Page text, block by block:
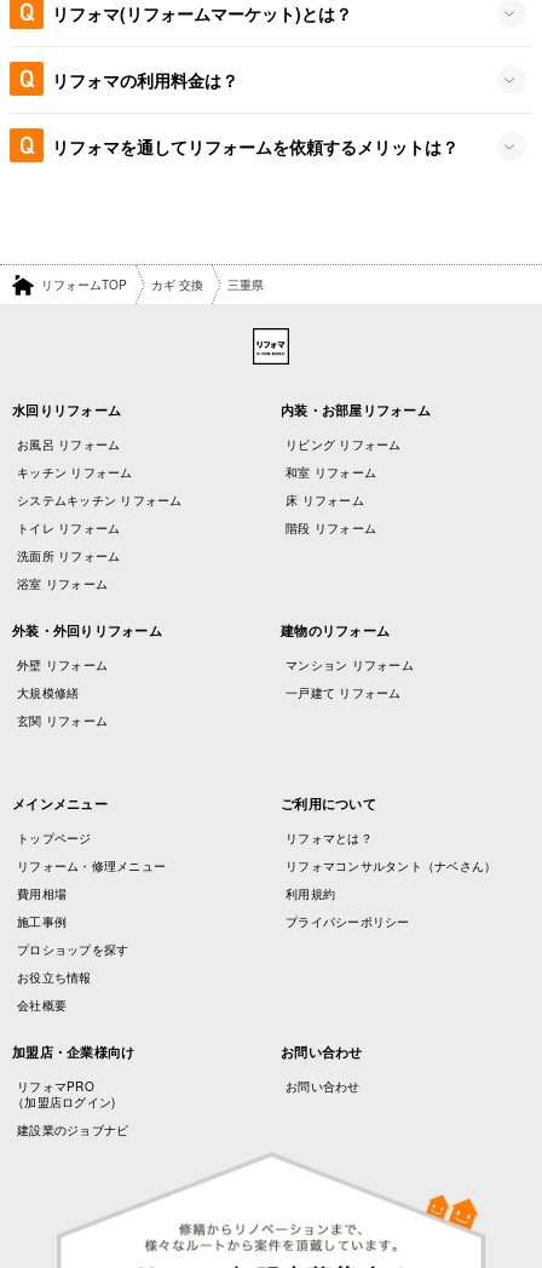
リフォマ(リフォームマーケット)とは？
リフォマの利用料金は？
リフォマを通してリフォームを依頼するメリットは？
リフォームTOP カギ 交換 三重県
水回りリフォーム
お風呂 リフォーム
キッチン リフォーム
システムキッチン リフォーム
トイレ リフォーム
洗面所 リフォーム
浴室 リフォーム
内装・お部屋リフォーム
リビング リフォーム
和室 リフォーム
床 リフォーム
階段 リフォーム
外装・外回りリフォーム
外壁 リフォーム
大規模修繕
玄関 リフォーム
建物のリフォーム
マンション リフォーム
一戸建て リフォーム
メインメニュー
トップページ
リフォーム・修理メニュー
費用相場
施工事例
プロショップを探す
お役立ち情報
会社概要
ご利用について
リフォマとは？
リフォマコンサルタント（ナベさん）
利用規約
プライバシーポリシー
加盟店・企業様向け
リフォマPRO
（加盟店ログイン)
建設業のジョブナビ
お問い合わせ
お問い合わせ